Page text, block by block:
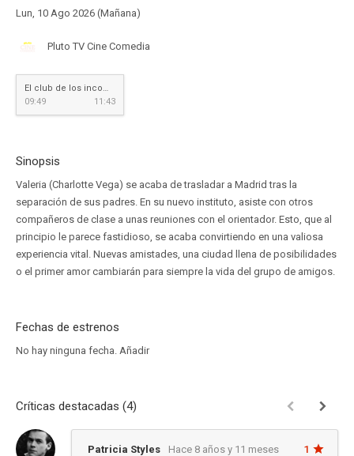
Lun, 10 Ago 2026 (Mañana)
Pluto TV Cine Comedia
El club de los incomprendidos
09:49
11:43
Sinopsis
Valeria (Charlotte Vega) se acaba de trasladar a Madrid tras la
separación de sus padres. En su nuevo instituto, asiste con otros
compañeros de clase a unas reuniones con el orientador. Esto, que al
principio le parece fastidioso, se acaba convirtiendo en una valiosa
experiencia vital. Nuevas amistades, una ciudad llena de posibilidades
o el primer amor cambiarán para siempre la vida del grupo de amigos.
Fechas de estrenos
No hay ninguna fecha. Añadir
Críticas destacadas (4)
Patricia Styles Hace 8 años y 11 meses 1